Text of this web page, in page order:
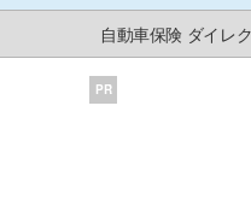
自動車保険 ダイレ
PR